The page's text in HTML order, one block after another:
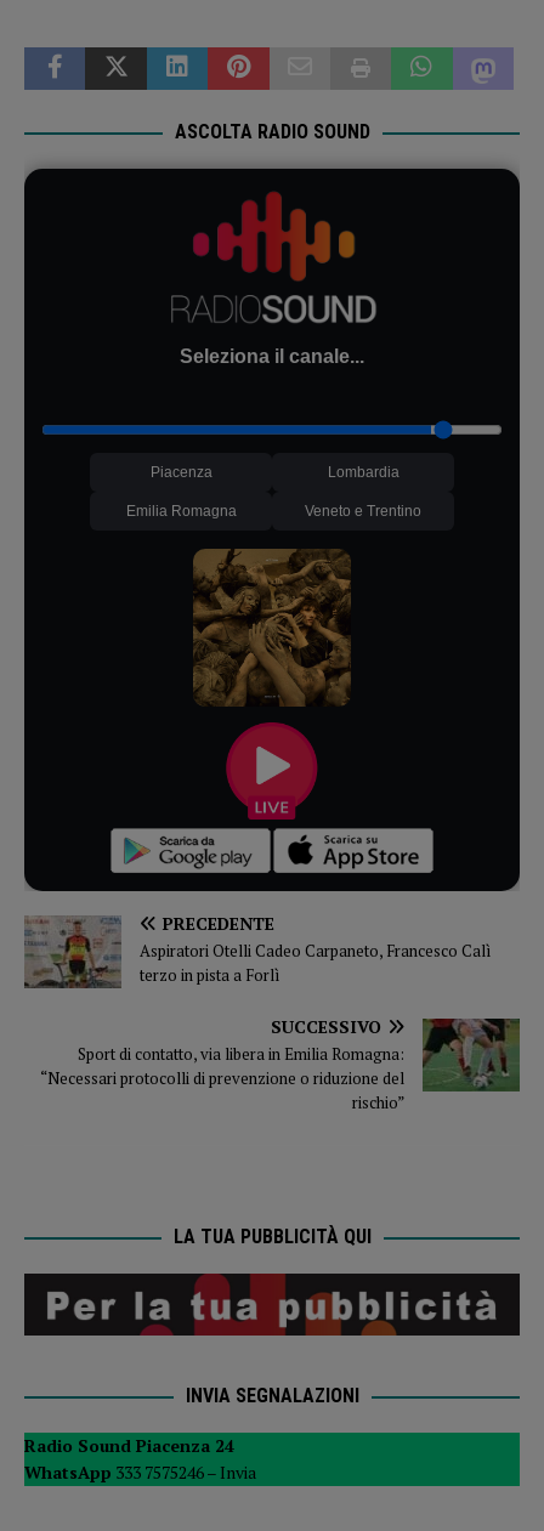
ASCOLTA RADIO SOUND
Seleziona il canale...
Piacenza Lombardia
Emilia Romagna Veneto e Trentino
PRECEDENTE
Aspiratori Otelli Cadeo Carpaneto, Francesco Calì
terzo in pista a Forlì
SUCCESSIVO
Sport di contatto, via libera in Emilia Romagna:
“Necessari protocolli di prevenzione o riduzione del
rischio”
LA TUA PUBBLICITÀ QUI
INVIA SEGNALAZIONI
Radio Sound Piacenza 24
WhatsApp 333 7575246 – Invia